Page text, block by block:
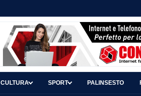
CULTURA SPORT PALINSESTO